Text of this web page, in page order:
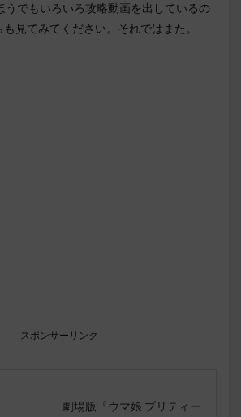
うでもいろいろ攻略動画を出しているの
見てみてください。それではまた。
スポンサーリンク
劇場版『ウマ娘 プリティー